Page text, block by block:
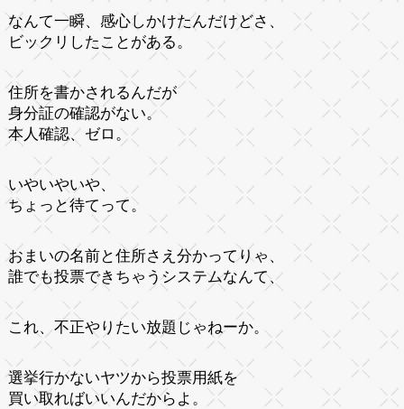
なんて一瞬、感心しかけたんだけどさ、
ビックリしたことがある。
住所を書かされるんだが
身分証の確認がない。
本人確認、ゼロ。
いやいやいや、
ちょっと待てって。
おまいの名前と住所さえ分かってりゃ、
誰でも投票できちゃうシステムなんて、
これ、不正やりたい放題じゃねーか。
選挙行かないヤツから投票用紙を
買い取ればいいんだからよ。